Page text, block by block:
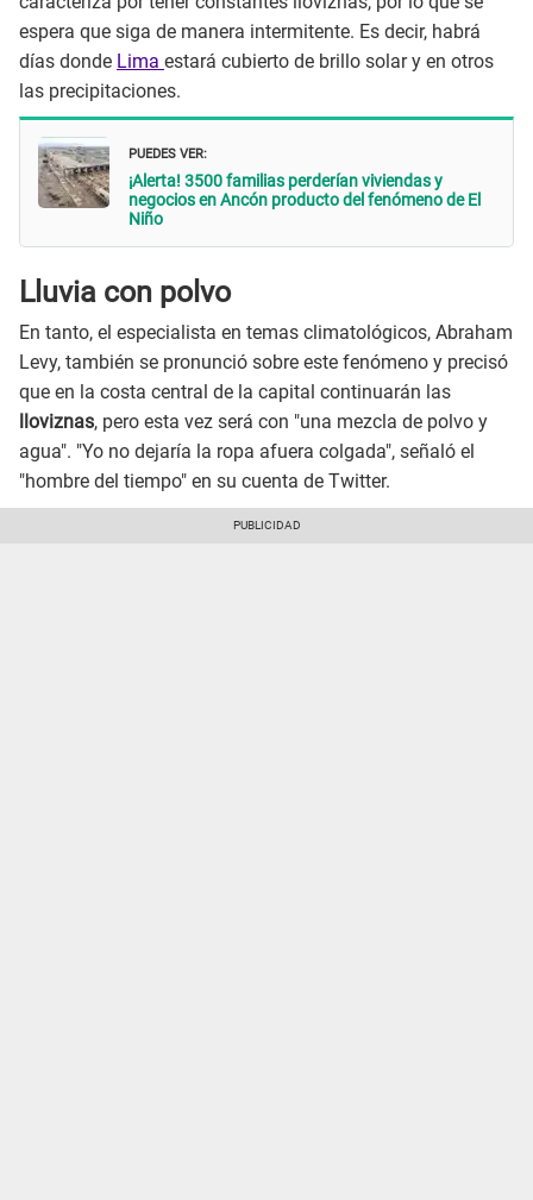
espera que siga de manera intermitente. Es decir, habrá
días donde Lima estará cubierto de brillo solar y en otros
las precipitaciones.
PUEDES VER:
¡Alerta! 3500 familias perderían viviendas y
negocios en Ancón producto del fenómeno de El
Niño
Lluvia con polvo
En tanto, el especialista en temas climatológicos, Abraham
Levy, también se pronunció sobre este fenómeno y precisó
que en la costa central de la capital continuarán las
lloviznas, pero esta vez será con "una mezcla de polvo y
agua". "Yo no dejaría la ropa afuera colgada", señaló el
"hombre del tiempo" en su cuenta de Twitter.